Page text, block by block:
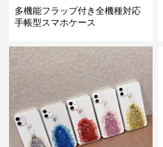
多機能フラップ付き全機種対応
手帳型スマホケース